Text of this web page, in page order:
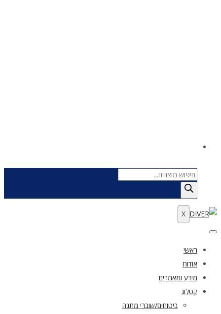
Products
search
X
ראשי
אודות
מידע ומאמרים
קטלוג
ביטוחים/שוברי מתנה